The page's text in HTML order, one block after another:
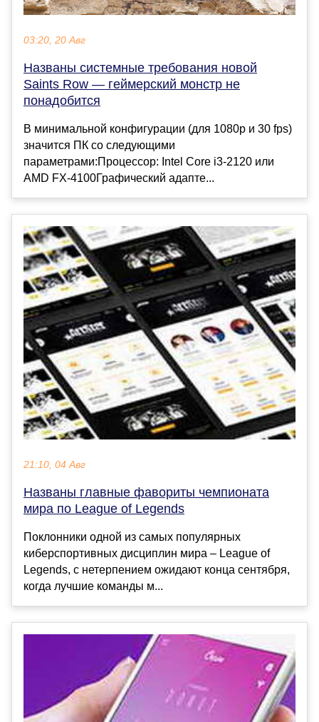
03:20, 20 Авг
Названы системные требования новой
Saints Row — геймерский монстр не
понадобится
В минимальной конфигурации (для 1080p и 30 fps)
значится ПК со следующими
параметрами:Процессор: Intel Core i3-2120 или
AMD FX-4100Графический адапте...
21:10, 04 Авг
Названы главные фавориты чемпионата
мира по League of Legends
Поклонники одной из самых популярных
киберспортивных дисциплин мира – League of
Legends, с нетерпением ожидают конца сентября,
когда лучшие команды м...